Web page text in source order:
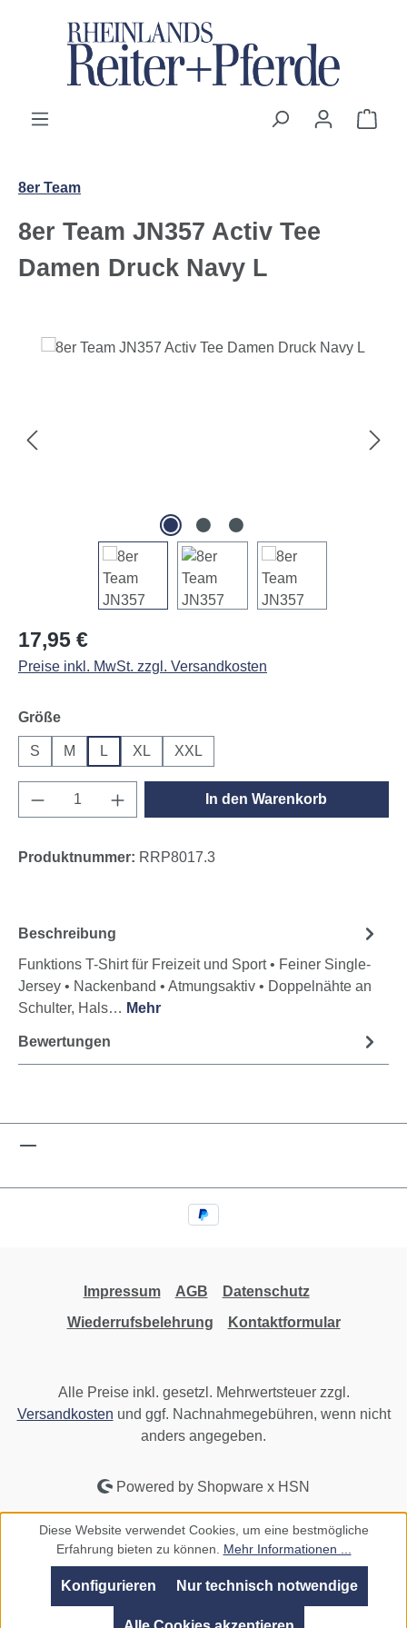
Zum Hauptinhalt springen
8er Team
8er Team JN357 Activ Tee
Damen Druck Navy L
Bildergalerie überspringen
Regulärer Preis:
17,95 €
Preise inkl. MwSt. zzgl. Versandkosten
Größeauswählen
S M L XL XXL
Produkt Anzahl: Gib den gewünschten
In den Warenkorb
Produktnummer: RRP8017.3
Beschreibung
Funktions T-Shirt für Freizeit und Sport • Feiner Single-
Jersey • Nackenband • Atmungsaktiv • Doppelnähte an
Schulter, Hals… Mehr
Bewertungen
Impressum AGB
Datenschutz
Wiederrufsbelehrung
Kontaktformular
Alle Preise inkl. gesetzl. Mehrwertsteuer zzgl.
Versandkosten und ggf. Nachnahmegebühren, wenn nicht
anders angegeben.
Powered by Shopware x HSN
Diese Website verwendet Cookies, um eine bestmögliche
Erfahrung bieten zu können. Mehr Informationen ...
Nur technisch notwendige
Konfigurieren